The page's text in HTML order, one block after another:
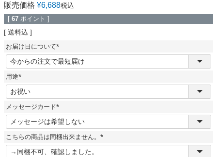
販売価格 ¥6,688税込
[ 67 ポイント ]
送料込
お届け日について
(
必
須
用途
(
必
須
)
メッセージカード
(
必
須
)
こちらの商品は同梱出来ません。
(